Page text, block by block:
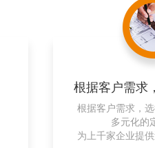
根据客户需求
根据客户需求，
多元化的
为上千家企业提